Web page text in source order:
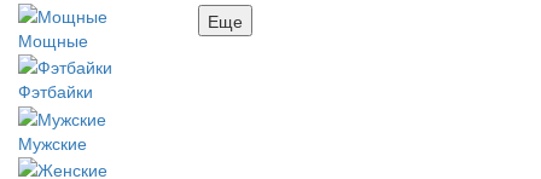
Мощные
Фэтбайки
Мужские
Еще